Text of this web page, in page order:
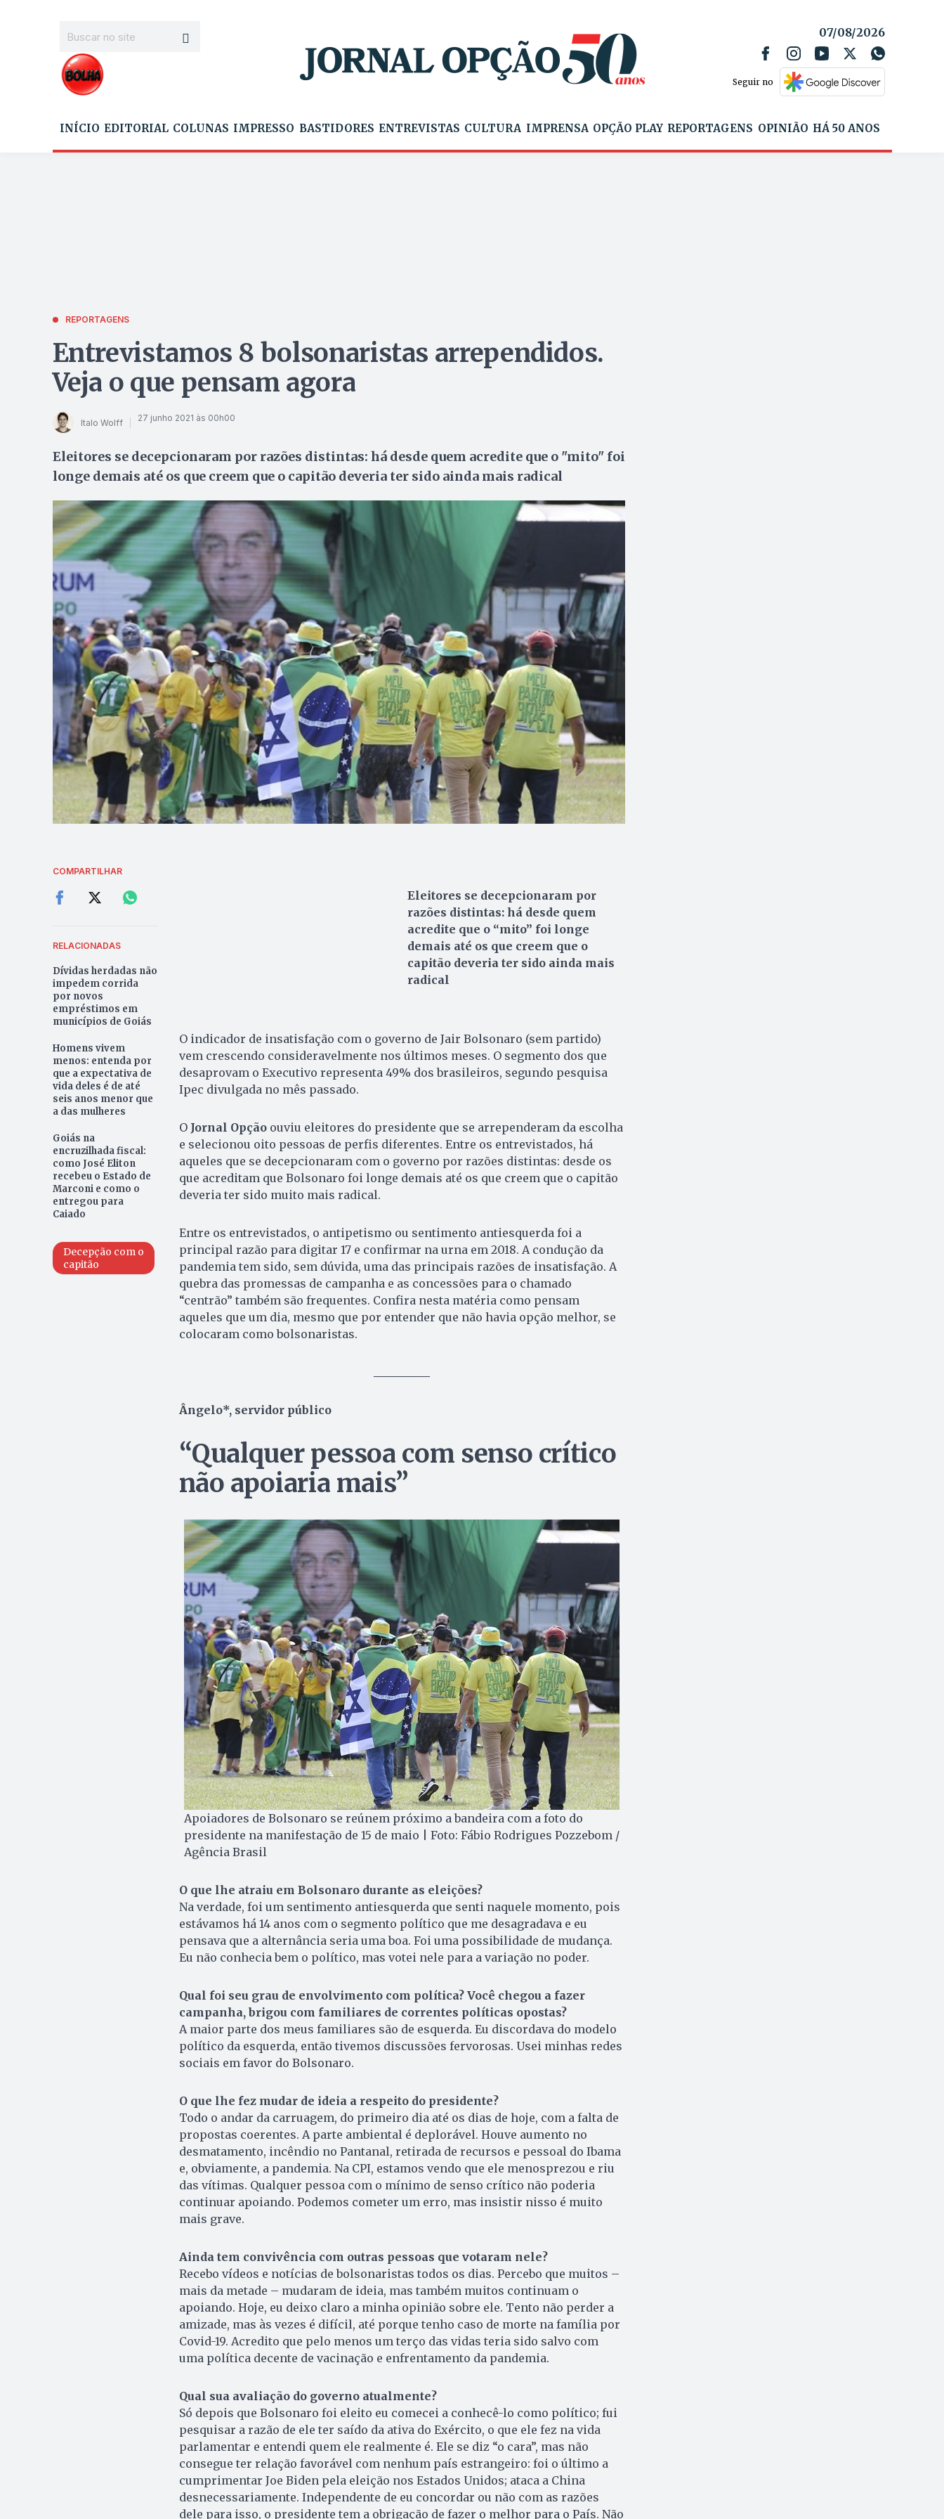
07/08/2026
Seguir no
INÍCIO EDITORIAL COLUNAS IMPRESSO BASTIDORES ENTREVISTAS CULTURA IMPRENSA OPÇÃO PLAY REPORTAGENS OPINIÃO HÁ 50 ANOS
REPORTAGENS
Entrevistamos 8 bolsonaristas arrependidos.
Veja o que pensam agora
Italo Wolff 27 junho 2021 às 00h00
Eleitores se decepcionaram por razões distintas: há desde quem acredite que o "mito" foi
longe demais até os que creem que o capitão deveria ter sido ainda mais radical
COMPARTILHAR
RELACIONADAS
Dívidas herdadas não
impedem corrida
por novos
empréstimos em
municípios de Goiás
Homens vivem
menos: entenda por
que a expectativa de
vida deles é de até
seis anos menor que
a das mulheres
Goiás na
encruzilhada fiscal:
como José Eliton
recebeu o Estado de
Marconi e como o
entregou para
Caiado
Decepção com o
capitão
Eleitores se decepcionaram por
razões distintas: há desde quem
acredite que o “mito” foi longe
demais até os que creem que o
capitão deveria ter sido ainda mais
radical
O indicador de insatisfação com o governo de Jair Bolsonaro (sem partido)
vem crescendo consideravelmente nos últimos meses. O segmento dos que
desaprovam o Executivo representa 49% dos brasileiros, segundo pesquisa
Ipec divulgada no mês passado.
O Jornal Opçãoouviu eleitores do presidente que se arrependeram da escolha
e selecionou oito pessoas de perfis diferentes. Entre os entrevistados, há
aqueles que se decepcionaram com o governo por razões distintas: desde os
que acreditam que Bolsonaro foi longe demais até os que creem que o capitão
deveria ter sido muito mais radical.
Entre os entrevistados, o antipetismo ou sentimento antiesquerda foi a
principal razão para digitar 17 e confirmar na urna em 2018. A condução da
pandemia tem sido, sem dúvida, uma das principais razões de insatisfação. A
quebra das promessas de campanha e as concessões para o chamado
“centrão” também são frequentes. Confira nesta matéria como pensam
aqueles que um dia, mesmo que por entender que não havia opção melhor, se
colocaram como bolsonaristas.
Ângelo*, servidor público
“Qualquer pessoa com senso crítico
não apoiaria mais”
Apoiadores de Bolsonaro se reúnem próximo a bandeira com a foto do
presidente na manifestação de 15 de maio | Foto: Fábio Rodrigues Pozzebom /
Agência Brasil
O que lhe atraiu em Bolsonaro durante as eleições?
Na verdade, foi um sentimento antiesquerda que senti naquele momento, pois
estávamos há 14 anos com o segmento político que me desagradava e eu
pensava que a alternância seria uma boa. Foi uma possibilidade de mudança.
Eu não conhecia bem o político, mas votei nele para a variação no poder.
Qual foi seu grau de envolvimento com política? Você chegou a fazer
campanha, brigou com familiares de correntes políticas opostas?
A maior parte dos meus familiares são de esquerda. Eu discordava do modelo
político da esquerda, então tivemos discussões fervorosas. Usei minhas redes
sociais em favor do Bolsonaro.
O que lhe fez mudar de ideia a respeito do presidente?
Todo o andar da carruagem, do primeiro dia até os dias de hoje, com a falta de
propostas coerentes. A parte ambiental é deplorável. Houve aumento no
desmatamento, incêndio no Pantanal, retirada de recursos e pessoal do Ibama
e, obviamente, a pandemia. Na CPI, estamos vendo que ele menosprezou e riu
das vítimas. Qualquer pessoa com o mínimo de senso crítico não poderia
continuar apoiando. Podemos cometer um erro, mas insistir nisso é muito
mais grave.
Ainda tem convivência com outras pessoas que votaram nele?
Recebo vídeos e notícias de bolsonaristas todos os dias. Percebo que muitos –
mais da metade – mudaram de ideia, mas também muitos continuam o
apoiando. Hoje, eu deixo claro a minha opinião sobre ele. Tento não perder a
amizade, mas às vezes é difícil, até porque tenho caso de morte na família por
Covid-19. Acredito que pelo menos um terço das vidas teria sido salvo com
uma política decente de vacinação e enfrentamento da pandemia.
Qual sua avaliação do governo atualmente?
Só depois que Bolsonaro foi eleito eu comecei a conhecê-lo como político; fui
pesquisar a razão de ele ter saído da ativa do Exército, o que ele fez na vida
parlamentar e entendi quem ele realmente é. Ele se diz “o cara”, mas não
consegue ter relação favorável com nenhum país estrangeiro: foi o último a
cumprimentar Joe Biden pela eleição nos Estados Unidos; ataca a China
desnecessariamente. Independente de eu concordar ou não com as razões
dele para isso, o presidente tem a obrigação de fazer o melhor para o País. Não